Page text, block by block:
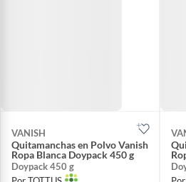
VANISH
Quitamanchas en Polvo Vanish
Ropa Blanca Doypack 450 g
Doypack 450 g